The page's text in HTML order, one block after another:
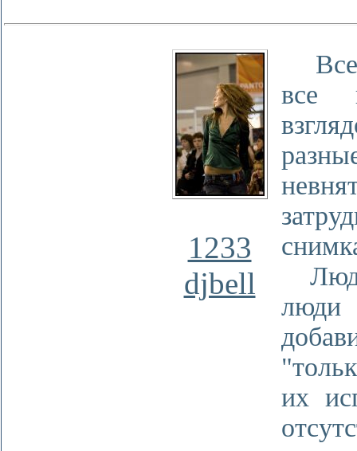
1233
djbell
Все
все
их